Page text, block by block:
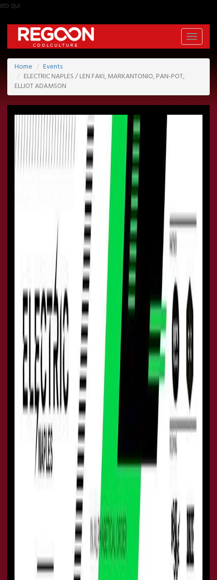
sto qui
Toggle
Home
Events
ELECTRIC NAPLES / LEN FAKI, MARKANTONIO, PAN-POT,
ELLIOT ADAMSON